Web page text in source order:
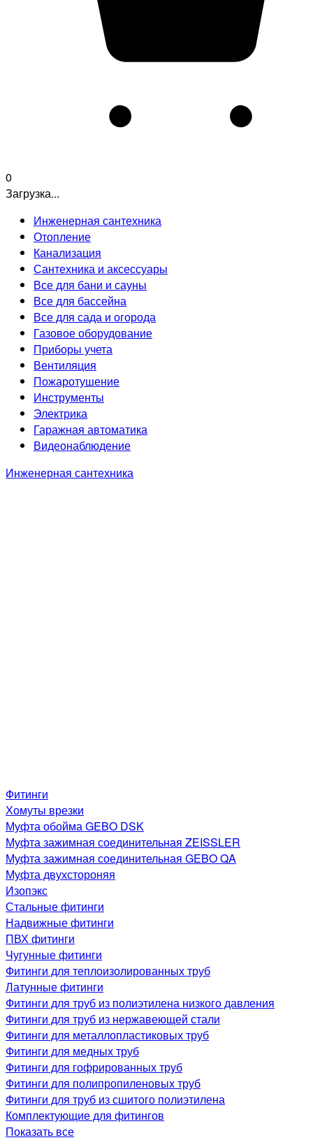
0
Загрузка...
Инженерная сантехника
Отопление
Канализация
Сантехника и аксессуары
Все для бани и сауны
Все для бассейна
Все для сада и огорода
Газовое оборудование
Приборы учета
Вентиляция
Пожаротушение
Инструменты
Электрика
Гаражная автоматика
Видеонаблюдение
Инженерная сантехника
Фитинги
Хомуты врезки
Муфта обойма GEBO DSK
Муфта зажимная соединительная ZEISSLER
Муфта зажимная соединительная GEBO QA
Муфта двухстороняя
Изопэкс
Стальные фитинги
Надвижные фитинги
ПВХ фитинги
Чугунные фитинги
Фитинги для теплоизолированных труб
Латунные фитинги
Фитинги для труб из полиэтилена низкого давления
Фитинги для труб из нержавеющей стали
Фитинги для металлопластиковых труб
Фитинги для медных труб
Фитинги для гофрированных труб
Фитинги для полипропиленовых труб
Фитинги для труб из сшитого полиэтилена
Комплектующие для фитингов
Показать все